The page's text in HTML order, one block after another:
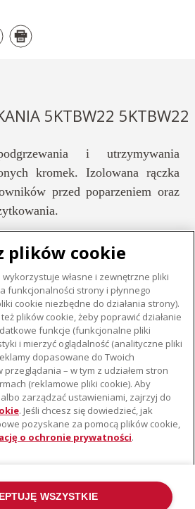
5KTBW22 5KTBW22
i utrzymywania
kromek. Izolowana rączka
przed poparzeniem oraz
URZĄDZENIA AGD
plików cookie
wykorzystuje własne i zewnętrzne pliki
funkcjonalności strony i płynnego
cookie niezbędne do działania strony).
plików cookie, żeby poprawić działanie
funkcje (funkcjonalne pliki
i mierzyć oglądalność (analityczne pliki
dopasowane do Twoich
– w tym z udziałem stron
(reklamowe pliki cookie). Aby
zarządzać ustawieniami, zajrzyj do
. Jeśli chcesz się dowiedzieć, jak
pozyskane za pomocą plików cookie,
o ochronie prywatności.
WSZYSTKIE